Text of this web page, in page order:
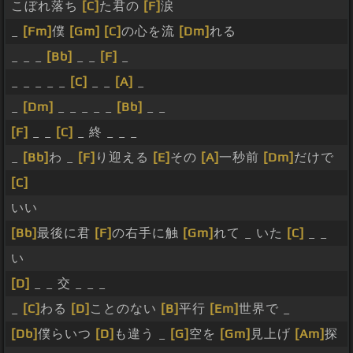
こぼれ落ち [C] た君の [F]涙
[Fm]僕 [Gm] [C]の心を流 [Dm]れる
[Bb] [F]
[C] [A]
[Dm] [Bb]
[F]
[C]
_ 終 _ _ _
[Bb]わ _ [F] り迎える [E] その [A]一秒前 [Dm] だけで
[C]
いい
[Bb]最後に君 [F]の右手に触 [Gm]れて _ いた [C]
い
[D]
_ _ 交 _ _ _
[C]わる [D] ことのない [B]平行 [Em]世界で _
[Db]僕らいつ [D] も違う _ [G] 空を [Gm] 見上げ [Am]探